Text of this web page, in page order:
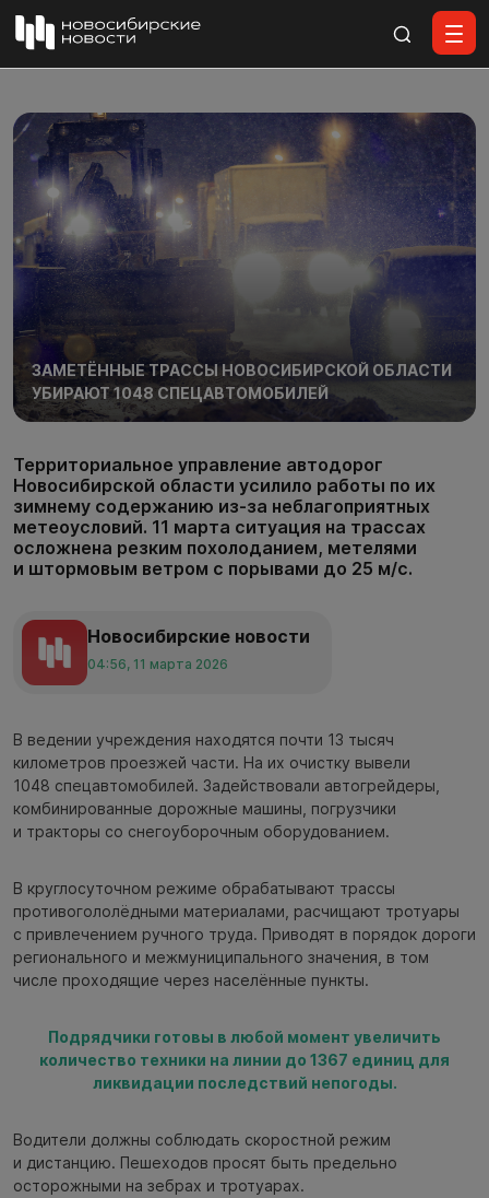
ЗАМЕТЁННЫЕ ТРАССЫ НОВОСИБИРСКОЙ ОБЛАСТИ
УБИРАЮТ 1048 СПЕЦАВТОМОБИЛЕЙ
Территориальное управление автодорог
Новосибирской области усилило работы по их
зимнему содержанию из-за неблагоприятных
метеоусловий. 11 марта ситуация на трассах
осложнена резким похолоданием, метелями
и штормовым ветром с порывами до 25 м/с.
Новосибирские новости
04:56, 11 марта 2026
В ведении учреждения находятся почти 13 тысяч
километров проезжей части. На их очистку вывели
1048 спецавтомобилей. Задействовали автогрейдеры,
комбинированные дорожные машины, погрузчики
и тракторы со снегоуборочным оборудованием.
В круглосуточном режиме обрабатывают трассы
противогололёдными материалами, расчищают тротуары
с привлечением ручного труда. Приводят в порядок дороги
регионального и межмуниципального значения, в том
числе проходящие через населённые пункты.
Подрядчики готовы в любой момент увеличить
количество техники на линии до 1367 единиц для
ликвидации последствий непогоды.
Водители должны соблюдать скоростной режим
и дистанцию. Пешеходов просят быть предельно
осторожными на зебрах и тротуарах.